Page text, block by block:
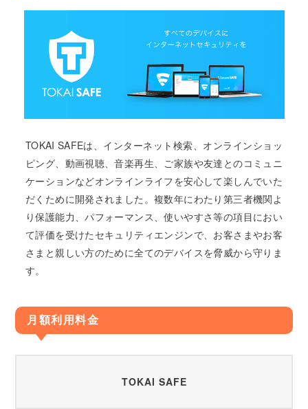
TOKAI SAFEは、インターネット検索、オンラインショッ
ピング、動画視聴、音楽再生、ご家族や友達とのコミュニ
ケーションなどオンラインライフを安心して楽しんでいた
だくために開発されました。複数年にわたり第三者機関よ
り保護能力、パフォーマンス、使いやすさ等の項目におい
て評価を受けたセキュリティエンジンで、お客さまやお客
さまと親しい方のために全てのデバイスを脅威から守りま
す。
月額利用料金
TOKAI SAFE